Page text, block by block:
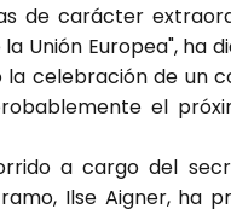
de carácter
Unión Europea", ha
celebración de un
el
a cargo del
Ilse Aigner, ha